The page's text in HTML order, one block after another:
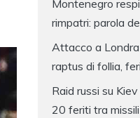
Montenegro
rimpatri: parola
Attacco a
raptus di follia,
Raid russi su
20 feriti tra